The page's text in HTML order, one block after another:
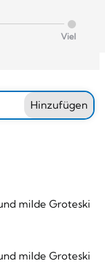
Viel
Hinzufügen
milde Groteski
milde Groteski